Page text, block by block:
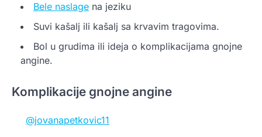
Bele naslage na jeziku
Suvi kašalj ili kašalj sa krvavim tragovima.
Bol u grudima ili ideja o komplikacijama gnojne
angine.
Komplikacije gnojne angine
@jovanapetkovic11